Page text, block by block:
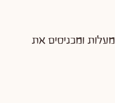
את שניצל התירס ניתן להכין בתנור – מחממים את התנור ל-180 מעלות ומכניסים את